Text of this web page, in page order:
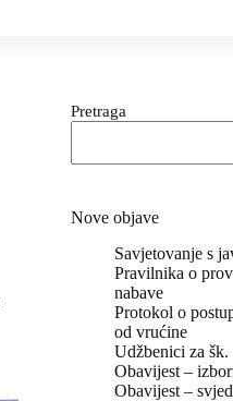
Pretraga
Nove objave
Savjetovanje s
Pravilnika o
nabave
Protokol o
od vrućine
Udžbenici za
Obavijest –
Obavijest –